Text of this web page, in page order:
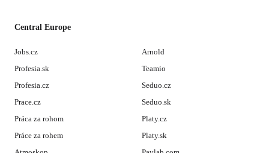
Central Europe
Jobs.cz
Profesia.sk
Profesia.cz
Prace.cz
Práca za rohom
Práce za rohem
Arnold
Teamio
Seduo.cz
Seduo.sk
Platy.cz
Platy.sk